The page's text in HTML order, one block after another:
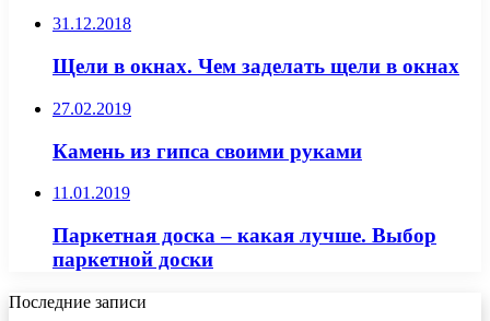
31.12.2018
Щели в окнах. Чем заделать щели в окнах
27.02.2019
Камень из гипса своими руками
11.01.2019
Паркетная доска – какая лучше. Выбор
паркетной доски
Последние записи